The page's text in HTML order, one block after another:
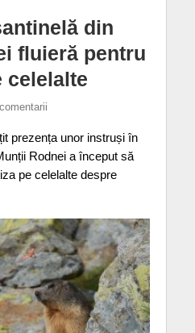
din
fluieră pentru
celelalte
prezența unor instruși în
Rodnei a început să
pe celelalte despre